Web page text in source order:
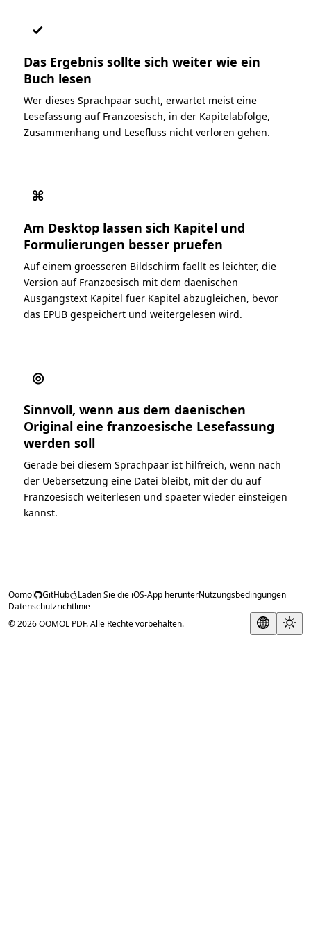
✓
Das Ergebnis sollte sich weiter wie ein
Buch lesen
Wer dieses Sprachpaar sucht, erwartet meist eine
Lesefassung auf Franzoesisch, in der Kapitelabfolge,
Zusammenhang und Lesefluss nicht verloren gehen.
⌘
Am Desktop lassen sich Kapitel und
Formulierungen besser pruefen
Auf einem groesseren Bildschirm faellt es leichter, die
Version auf Franzoesisch mit dem daenischen
Ausgangstext Kapitel fuer Kapitel abzugleichen, bevor
das EPUB gespeichert und weitergelesen wird.
◎
Sinnvoll, wenn aus dem daenischen
Original eine franzoesische Lesefassung
werden soll
Gerade bei diesem Sprachpaar ist hilfreich, wenn nach
der Uebersetzung eine Datei bleibt, mit der du auf
Franzoesisch weiterlesen und spaeter wieder einsteigen
kannst.
Oomol GitHub Laden Sie die iOS-App herunterNutzungsbedingungen
Datenschutzrichtlinie
© 2026 OOMOL PDF. Alle Rechte vorbehalten.